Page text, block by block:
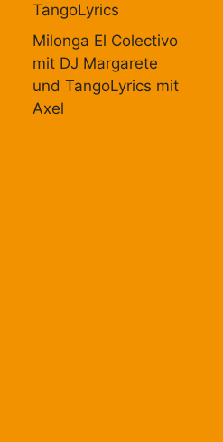
TangoLyrics
Milonga El Colectivo
mit DJ Margarete
und TangoLyrics mit
Axel